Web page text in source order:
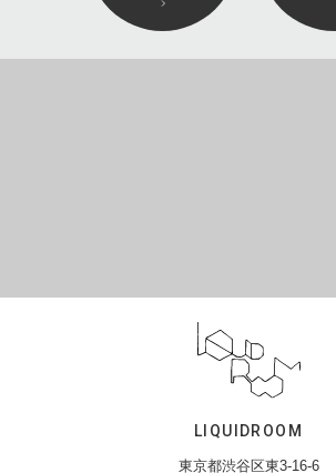
LIQUIDROOM
東京都渋谷区東3-16-6